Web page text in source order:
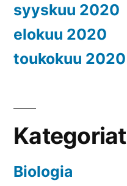
syyskuu 2020
elokuu 2020
toukokuu 2020
Kategoriat
Biologia